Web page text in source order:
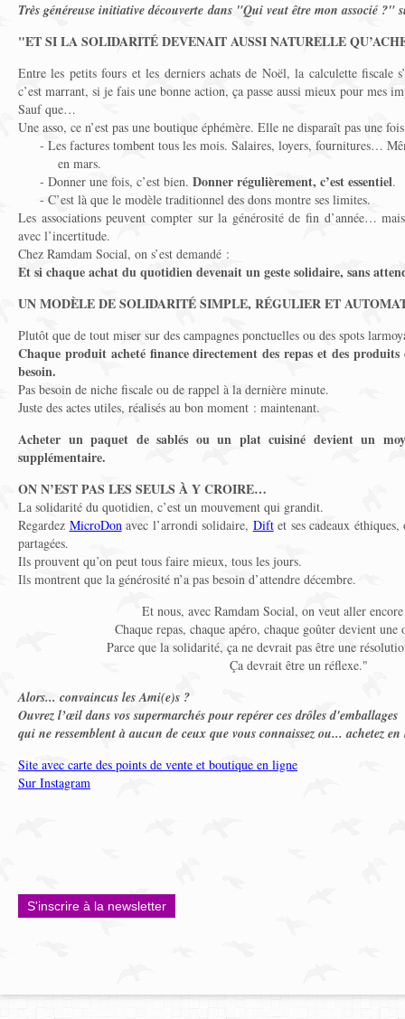
Très généreuse initiative découverte dans "Qui veut être mon associé ?"
"ET SI LA SOLIDARITÉ DEVENAIT AUSSI NATURELLE
Entre les petits fours et les derniers achats de Noël, la calculette fiscale
c’est marrant, si je fais une bonne action, ça passe aussi mieux pour mes
Sauf que…
Une asso, ce n’est pas une boutique éphémère. Elle ne disparaît pas une
- Les factures tombent tous les mois. Salaires, loyers, fournitures…
en mars.
- Donner une fois, c’est bien. Donner régulièrement, c’est essentiel.
- C’est là que le modèle traditionnel des dons montre ses limites.
Les associations peuvent compter sur la générosité de fin d’année…
avec l’incertitude.
Chez Ramdam Social, on s’est demandé :
Et si chaque achat du quotidien devenait un geste solidaire, sans
UN MODÈLE DE SOLIDARITÉ SIMPLE, RÉGULIER ET
Plutôt que de tout miser sur des campagnes ponctuelles ou des spots
Chaque produit acheté finance directement des repas et des
besoin.
Pas besoin de niche fiscale ou de rappel à la dernière minute.
Juste des actes utiles, réalisés au bon moment : maintenant.
Acheter un paquet de sablés ou un plat cuisiné devient un
supplémentaire.
ON N’EST PAS LES SEULS À Y CROIRE…
La solidarité du quotidien, c’est un mouvement qui grandit.
Regardez MicroDonavec l’arrondi solidaire, Diftet ses cadeaux
partagées.
Ils prouvent qu’on peut tous faire mieux, tous les jours.
Ils montrent que la générosité n’a pas besoin d’attendre décembre.
Et nous, avec Ramdam Social, on veut aller
Chaque repas, chaque apéro, chaque goûter devient une
Parce que la solidarité, ça ne devrait pas être une
Ça devrait être un réflexe."
Alors... convaincus les Ami(e)s ?
Ouvrez l’œil dans vos supermarchés pour repérer ces drôles d'emballages
qui ne ressemblent à aucun de ceux que vous connaissez ou... achetez
Site avec carte des points de vente et boutique en ligne
Sur Instagram
S'inscrire à la newsletter